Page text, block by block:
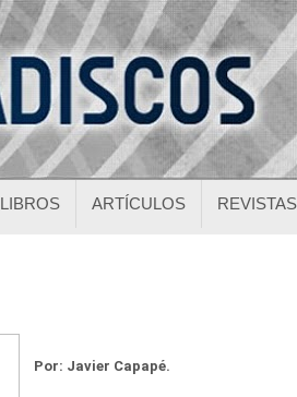
LIBROS ARTÍCULOS REVISTAS
Por: Javier Capapé.